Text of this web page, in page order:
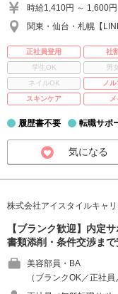
時給1,410円 ～ 1,600
関東・仙台・札幌【
正社員登用 社
学生OK
男
ネイルOK
ノ
スキンケア
履歴書不要 転職サポ
気になる
株式会社アイスタイルキャ
【ブランク歓迎】内定
書類添削・条件交渉まで
美容部員・BA
（ブランクOK／正社